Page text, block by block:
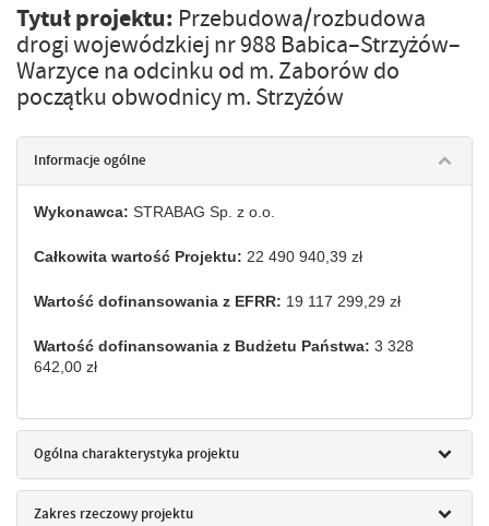
Tytuł projektu: Przebudowa/rozbudowa
drogi wojewódzkiej nr 988 Babica–Strzyżów–
Warzyce na odcinku od m. Zaborów do
początku obwodnicy m. Strzyżów
Informacje ogólne
Wykonawca: STRABAG Sp. z o.o.
Całkowita wartość Projektu: 22 490 940,39 zł
Wartość dofinansowania z EFRR: 19 117 299,29 zł
Wartość dofinansowania z Budżetu Państwa: 3 328
642,00 zł
Ogólna charakterystyka projektu
Zakres rzeczowy projektu